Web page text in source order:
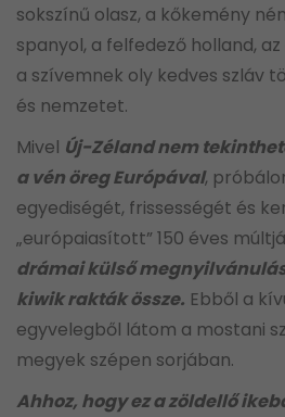
sokszínű olasz, a kőkemény
spanyol, a felfedező holland,
a szívemnek oly kedves szláv
és nemzetet.
Mivel Új-Zéland nem
a vén öreg Európával,
egyediségét, frissességét és
„európaiasított” 150 éves
drámai külső
kiwik rakták össze. Ebből a
egyvelegből látom a mostani
megyek szépen sorjában.
Ahhoz, hogy ez a zöldellő